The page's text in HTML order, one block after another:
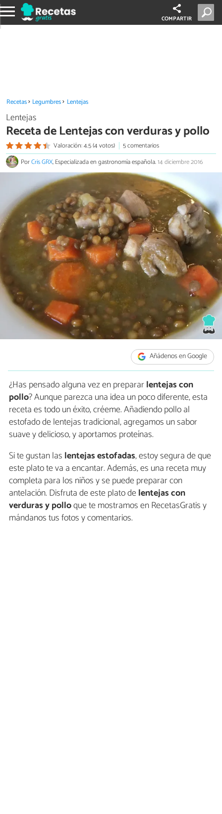
COMPARTIR
Recetas Legumbres Lentejas
Lentejas
Receta de Lentejas con verduras y pollo
Valoración: 4.5 (4 votos)
5 comentarios
PorCris GRX, Especializada en gastronomía española.14 diciembre 2016
Añádenos en Google
¿Has pensado alguna vez en prepararlentejas con
pollo? Aunque parezca una idea un poco diferente, esta
receta es todo un éxito, créeme. Añadiendo pollo al
estofado de lentejas tradicional, agregamos un sabor
suave y delicioso, y aportamos proteínas.
Si te gustan las lentejas estofadas, estoy segura de que
este plato te va a encantar. Además, es una receta muy
completa para los niños y se puede preparar con
antelación. Disfruta de este plato delentejas con
verduras y polloque te mostramos en RecetasGratis y
mándanos tus fotos y comentarios.